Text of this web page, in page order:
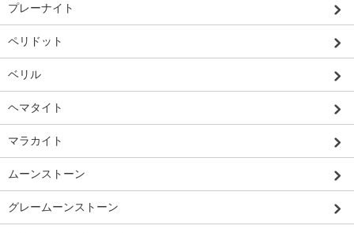
プレーナイト
ペリドット
ベリル
ヘマタイト
マラカイト
ムーンストーン
グレームーンストーン